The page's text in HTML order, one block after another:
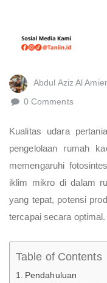
Abdul Aziz Al
0 Comments
Kualitas udara
pengelolaan rumah
memengaruhi
iklim mikro di dalam
yang tepat, potensi
tercapai secara optimal.
Table of Contents
Pendahuluan